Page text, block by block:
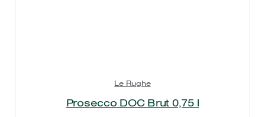
Le Rughe
Prosecco DOC Brut 0,75 l